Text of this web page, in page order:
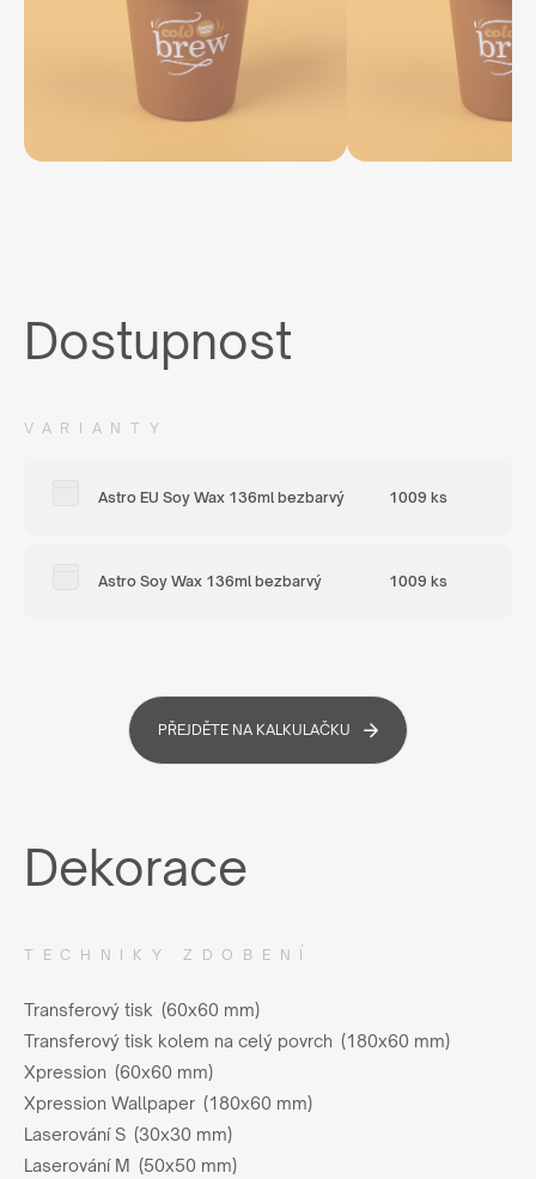
Dostupnost
VARIANTY
Astro EU Soy Wax 136ml bezbarvý 1009 ks
Astro Soy Wax 136ml bezbarvý 1009 ks
PŘEJDĚTE NA KALKULAČKU
Dekorace
TECHNIKY ZDOBENÍ
Transferový tisk (60x60 mm)
Transferový tisk kolem na celý povrch (180x60 mm)
Xpression (60x60 mm)
Xpression Wallpaper (180x60 mm)
Laserování S (30x30 mm)
Laserování M (50x50 mm)